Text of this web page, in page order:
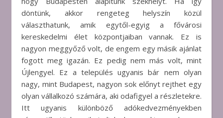
döntünk, akkor rengeteg helyszín közül
választhatunk, amik egytől-egyig a fővárosi
kereskedelmi élet központjaiban vannak. Ez is
nagyon meggyőző volt, de engem egy másik ajánlat
fogott meg igazán. Ez pedig nem más volt, mint
Újlengyel. Ez a település ugyanis bár nem olyan
nagy, mint Budapest, nagyon sok előnyt rejthet egy
olyan vállalkozó számára, aki odafigyel a részletekre.
Itt ugyanis különböző adókedvezményekben